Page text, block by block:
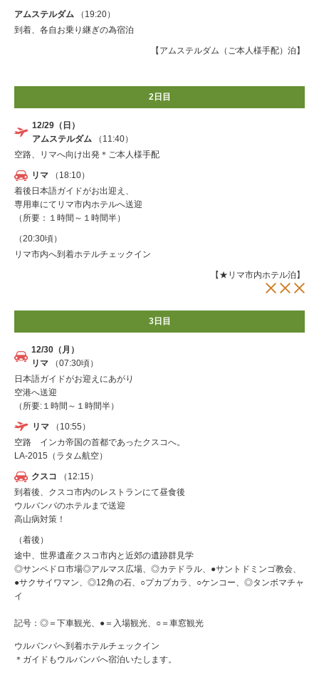
アムステルダム
（19:20）
到着、各自お乗り継ぎの為宿泊
【アムステルダム（ご本人様手配）泊】
2日目
12/29（日）
アムステルダム
（11:40）
空路、リマへ向け出発＊ご本人様手配
リマ
（18:10）
着後日本語ガイドがお出迎え、
専用車にてリマ市内ホテルへ送迎
（所要：１時間～１時間半）
（20:30頃）
リマ市内へ到着ホテルチェックイン
【★リマ市内ホテル泊】
3日目
12/30（月）
リマ
（07:30頃）
日本語ガイドがお迎えにあがり
空港へ送迎
（所要:１時間～１時間半）
リマ
（10:55）
空路 インカ帝国の首都であったクスコへ。
LA-2015（ラタム航空）
クスコ
（12:15）
到着後、クスコ市内のレストランにて昼食後
ウルバンバのホテルまで送迎
高山病対策！
（着後）
途中、世界遺産クスコ市内と近郊の遺跡群見学
◎サンペドロ市場◎アルマス広場、◎カテドラル、●サントドミンゴ教会、
●サクサイワマン、◎12角の石、○プカプカラ、○ケンコー、◎タンボマチャ
イ
記号：◎＝下車観光、●＝入場観光、○＝車窓観光
ウルバンバへ到着ホテルチェックイン
＊ガイドもウルバンバへ宿泊いたします。